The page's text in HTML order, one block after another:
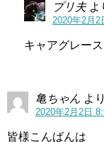
プリ夫 よ
2020年2月2
キャアグレー
亀ちゃん よ
2020年2月2日
皆様こんばんは